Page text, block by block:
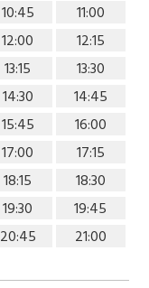
10:45
11:00
12:00
12:15
13:15
13:30
14:30
14:45
15:45
16:00
17:00
17:15
18:15
18:30
19:30
19:45
20:45 21:00